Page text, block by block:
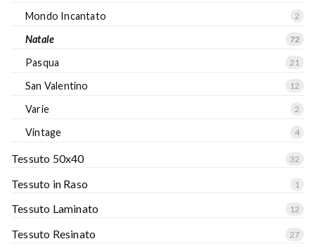
Mondo Incantato 2
Natale 72
Pasqua 21
San Valentino 12
Varie 2
Vintage 4
Tessuto 50x40 32
Tessuto in Raso 1
Tessuto Laminato 12
Tessuto Resinato 27